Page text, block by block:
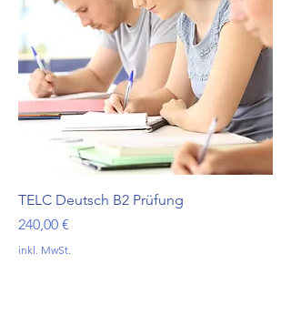
TELC Deutsch B2 Prüfung
Preis
240,00 €
inkl. MwSt.